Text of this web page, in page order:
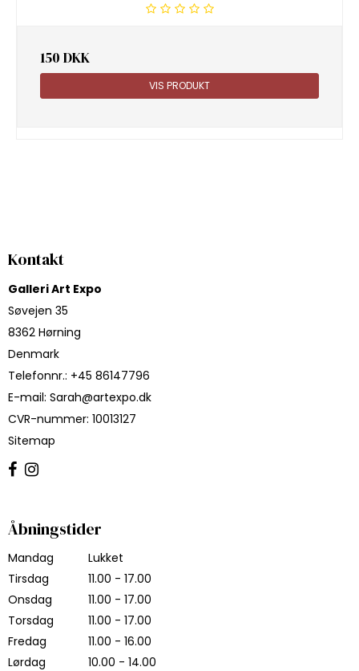
150 DKK
VIS PRODUKT
Kontakt
Galleri Art Expo
Søvejen 35
8362 Hørning
Denmark
Telefonnr.: +45 86147796
E-mail: Sarah@artexpo.dk
CVR-nummer: 10013127
Sitemap
Åbningstider
Mandag
Lukket
Tirsdag
11.00 - 17.00
Onsdag
11.00 - 17.00
Torsdag
11.00 - 17.00
Fredag
11.00 - 16.00
Lørdag
10.00 - 14.00